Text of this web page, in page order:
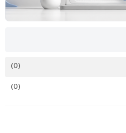
(0)
(0)